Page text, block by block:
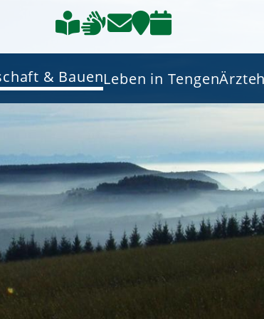
& BauenLeben in Tengen